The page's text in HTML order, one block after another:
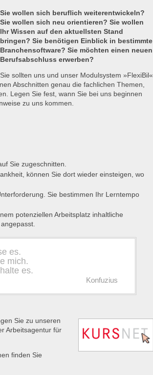
Sie wollen sich beruflich weiterentwickeln?
Sie wollen sich neu orientieren? Sie wollen
Ihr Wissen auf den aktuellsten Stand
bringen? Sie benötigen Einblick in bestimmte
Branchensoftware? Sie möchten einen neuen
Berufsabschluss erwerben?
Sie sollten uns und unser Modulsystem »FlexiBil«
Abschnitten genau die fachlichen Themen,
Legen Sie fest, wann Sie bei uns beginnen
zu uns kommen.
Sie zugeschnitten.
können Sie dort wieder einsteigen, wo
Sie bestimmen Ihr Lerntempo
potenziellen Arbeitsplatz inhaltliche
es.
mich.
es.
Konfuzius
Sie zu unseren
Arbeitsagentur für
finden Sie